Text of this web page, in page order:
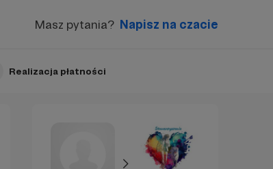
Masz pytania? Napisz na czacie
Realizacja płatności